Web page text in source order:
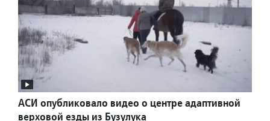
АСИ опубликовало видео о центре адаптивной
верховой езды из Бузулука